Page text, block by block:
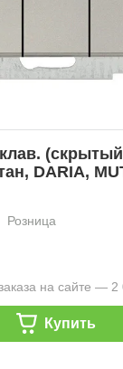
DARIA,
Розница
на сайте — 2
Купить